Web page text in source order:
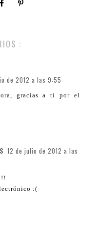
:
de 2012 a las 9:55
gracias a ti por el
12 de julio de 2012 a las
:(